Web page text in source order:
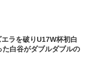
ラを破りU17W杯初白
白谷がダブルダブルの